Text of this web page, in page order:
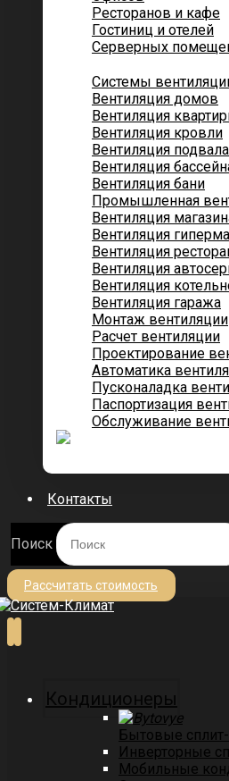
Ресторанов и кафе
Гостиниц и отелей
Серверных
Системы
Вентиляция домов
Вентиляция
Вентиляция кровли
Вентиляция подвала
Вентиляция
Вентиляция бани
Промышленная
Вентиляция
Вентиляция
Вентиляция
Вентиляция
Вентиляция
Вентиляция гаража
Монтаж вентиляции
Расчет вентиляции
Проектирование
Автоматика
Пусконаладка
Паспортизация
Обслуживание
Контакты
Поиск
Рассчитать стоимость
Кондиционеры
Бытовые
Инверторные
Мобильные